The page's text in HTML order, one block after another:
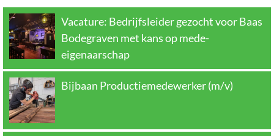
Vacature: Bedrijfsleider gezocht voor Baas
Bodegraven met kans op mede-
eigenaarschap
Bijbaan Productiemedewerker (m/v)